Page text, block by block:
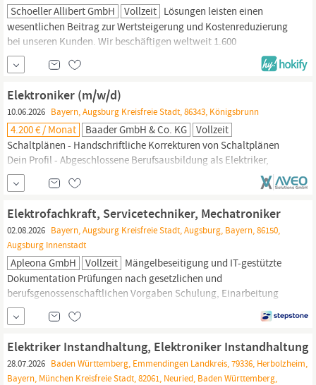
Schoeller Allibert GmbH Vollzeit Lösungen leisten einen
wesentlichen Beitrag zur Wertsteigerung und Kostenreduzierung
bei unseren Kunden. Wir beschäftigen weltweit 1.600
Mitarbeiterinnen und Mitarbeiter und erwirtschaften einen
Jahresumsatz von 550 Mio. EUR. Im Rahmen der
Nachfolgeregelung suchen wir für unser Produktionsteam in
Monheim inBayernzum
Elektroniker (m/w/d)
10.06.2026 Bayern, Augsburg Kreisfreie Stadt, 86343, Königsbrunn
4.200 € / Monat Baader GmbH & Co. KG
Vollzeit
Schaltplänen - Handschriftliche Korrekturen von Schaltplänen
Dein Profil - Abgeschlossene Berufsausbildung als Elektriker,
Elektroniker,
Elektromechaniker,
Energieanlagenelektroniker, o.ä. - Flexibilität - Zuverlässigkeit -
kompetentes Auftreten sowie ein gepflegtes
Elektrofachkraft, Servicetechniker, Mechatroniker
02.08.2026 Bayern, Augsburg Kreisfreie Stadt, Augsburg, Bayern, 86150,
Augsburg Innenstadt
Apleona GmbH Vollzeit Mängelbeseitigung und IT-gestützte
Dokumentation Prüfungen nach gesetzlichen und
berufsgenossenschaftlichen Vorgaben Schulung, Einarbeitung
und Unterstützung von Mitarbeitenden Ausbildung als Elektriker /
Elektroniker,
Elektromechaniker,
Anlagenmechaniker SHK,
mehrjährige relevante...
Elektriker Instandhaltung, Elektroniker Instandhaltung
28.07.2026 Baden Württemberg, Emmendingen Landkreis, 79336, Herbolzheim,
Bayern, München Kreisfreie Stadt, 82061, Neuried, Baden Württemberg,